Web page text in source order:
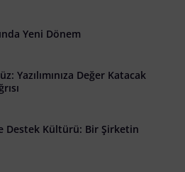
Yeni Dönem
Yazılımınıza Değer Katacak
Destek Kültürü: Bir Şirketin